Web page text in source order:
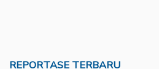
REPORTASE TERBARU